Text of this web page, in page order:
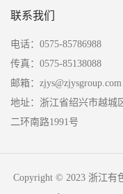
联系我们
电话：0575-85786988
传真：0575-85138088
邮箱：zjys@zjysgroup.com
地址：浙江省绍兴市越城
二环南路1991号
Copyright © 2023 浙江有